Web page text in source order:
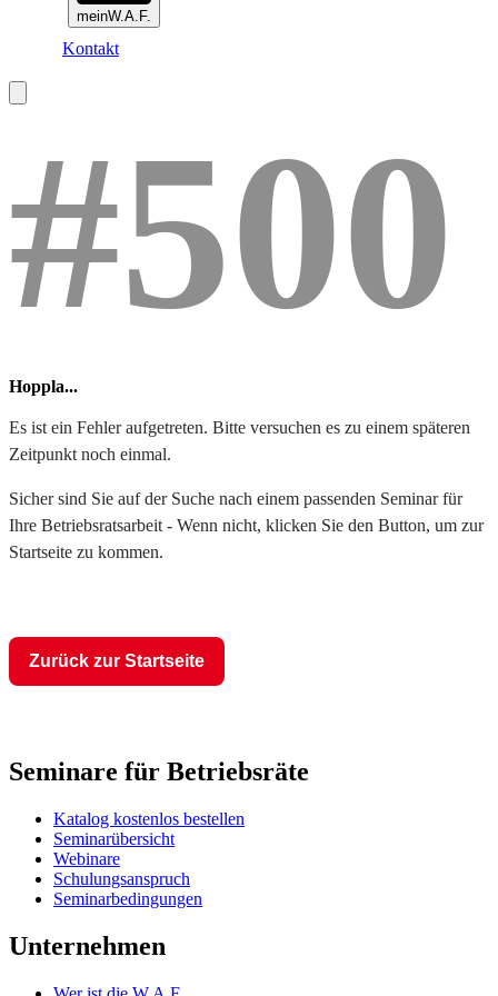
meinW.A.F.
Kontakt
#500
Hoppla...
Es ist ein Fehler aufgetreten. Bitte versuchen es zu einem späteren
Zeitpunkt noch einmal.
Sicher sind Sie auf der Suche nach einem passenden Seminar für
Ihre Betriebsratsarbeit - Wenn nicht, klicken Sie den Button, um zur
Startseite zu kommen.
Zurück zur Startseite
Seminare für Betriebsräte
Katalog kostenlos bestellen
Seminarübersicht
Webinare
Schulungsanspruch
Seminarbedingungen
Unternehmen